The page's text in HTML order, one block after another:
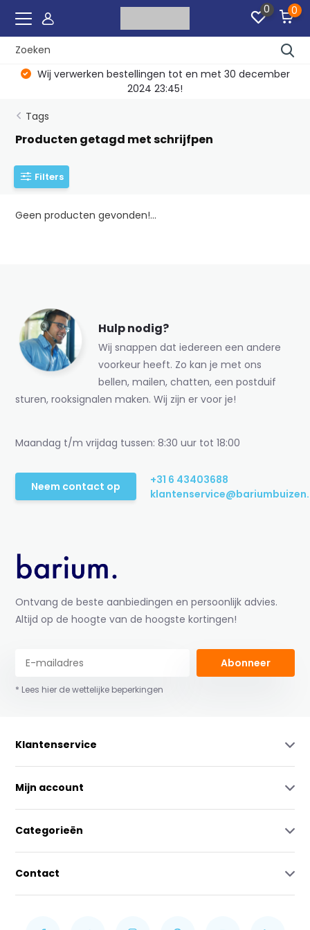
0 0
Wij verwerken bestellingen tot en met 30 december
2024 23:45!
Tags
Producten getagd met schrijfpen
Filters
Geen producten gevonden!...
Hulp nodig?
Wij snappen dat iedereen een andere
voorkeur heeft. Zo kan je met ons
bellen, mailen, chatten, een postduif
sturen, rooksignalen maken. Wij zijn er voor je!
Maandag t/m vrijdag tussen: 8:30 uur tot 18:00
Neem contact op
+31 6 43403688
Ontvang de beste aanbiedingen en persoonlijk advies.
Altijd op de hoogte van de hoogste kortingen!
Abonneer
* Lees hier de wettelijke beperkingen
Klantenservice
Mijn account
Categorieën
Contact